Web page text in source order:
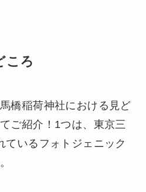
ころ
橋稲荷神社における見ど
ご紹介！1つは、東京三
ているフォトジェニック